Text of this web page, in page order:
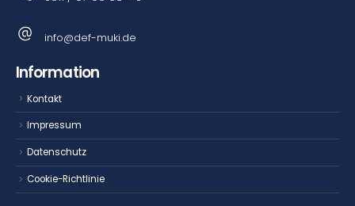
info@def-muki.de
Information
Kontakt
Impressum
Datenschutz
Cookie-Richtlinie